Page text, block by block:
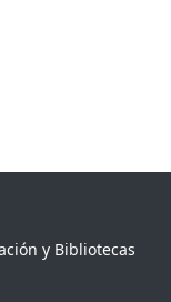
y Bibliotecas